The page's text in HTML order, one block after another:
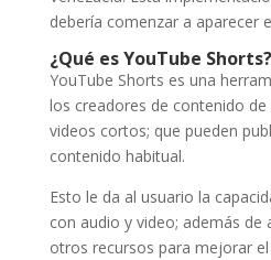
debería comenzar a aparecer
¿Qué es YouTube Shorts?
YouTube Shorts es una
los creadores de contenido
videos cortos; que pueden
contenido habitual.
Esto le da al usuario la
con audio y video; además de
otros recursos para mejorar